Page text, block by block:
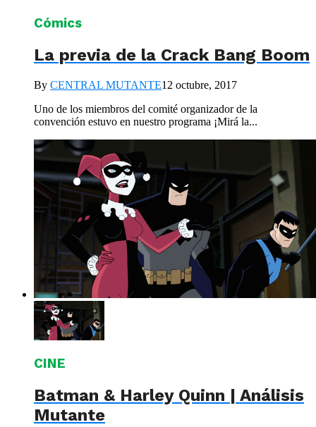
Cómics
La previa de la Crack Bang Boom
By CENTRAL MUTANTE12 octubre, 2017
Uno de los miembros del comité organizador de la
convención estuvo en nuestro programa ¡Mirá la...
CINE
Batman & Harley Quinn | Análisis
Mutante